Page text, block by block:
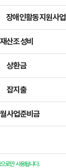
장애인활동지원사업
재산조성비
상환금
잡지출
사업준비금
로만 사용됩니다.